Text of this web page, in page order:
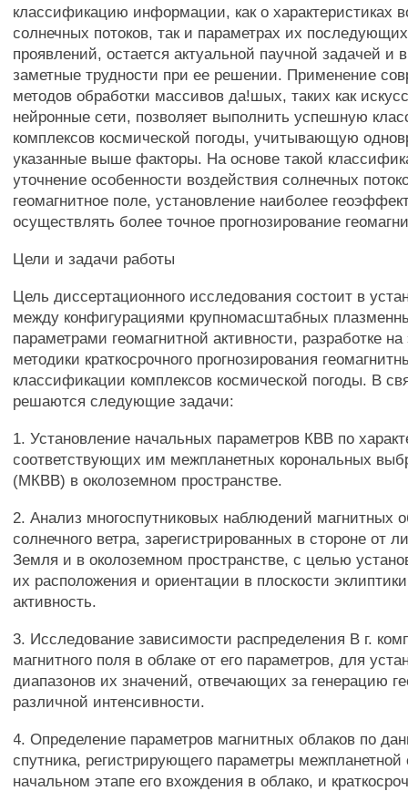
классификацию информации, как о характеристиках
солнечных потоков, так и параметрах их
проявлений, остается актуальной паучной задачей и
заметные трудности при ее решении. Применение
методов обработки массивов да!шых, таких как
нейронные сети, позволяет выполнить успешную
комплексов космической погоды, учитывающую
указанные выше факторы. На основе такой
уточнение особенности воздействия солнечных
геомагнитное поле, установление наиболее
осуществлять более точное прогнозирование
Цели и задачи работы
Цель диссертационного исследования состоит в
между конфигурациями крупномасштабных
параметрами геомагнитной активности, разработке
методики краткосрочного прогнозирования
классификации комплексов космической погоды. В
решаются следующие задачи:
1. Установление начальных параметров КВВ по
соответствующих им межпланетных корональных
(МКВВ) в околоземном пространстве.
2. Анализ многоспутниковых наблюдений магнитных
солнечного ветра, зарегистрированных в стороне от
Земля и в околоземном пространстве, с целью
их расположения и ориентации в плоскости
активность.
3. Исследование зависимости распределения В г.
магнитного поля в облаке от его параметров, для
диапазонов их значений, отвечающих за генерацию
различной интенсивности.
4. Определение параметров магнитных облаков по
спутника, регистрирующего параметры
начальном этапе его вхождения в облако, и